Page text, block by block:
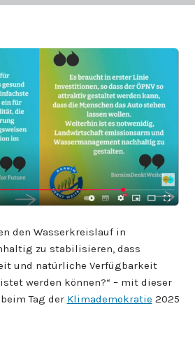
den Wasserkreislauf in
zu stabilisieren, dass
und natürliche Verfügbarkeit
werden können?“ – mit dieser
Tag der Klimademokratie 2025